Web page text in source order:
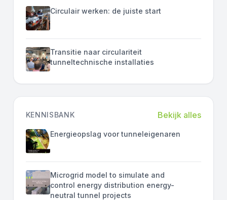
Circulair werken: de juiste start
Transitie naar circulariteit
tunneltechnische installaties
KENNISBANK Bekijk alles
Energieopslag voor tunneleigenaren
Microgrid model to simulate and
control energy distribution energy-
neutral tunnel projects